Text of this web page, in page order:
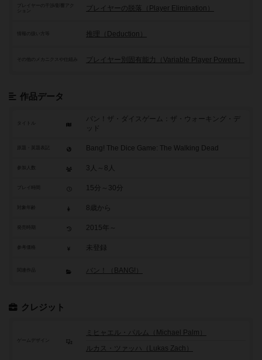
プレイヤーの干渉/影響アク
プレイヤーの脱落（Player Elimination）
推理（Deduction）
その他のメカニクスや仕組み プレイヤー別固有能力（Variable Player Powers）
作品データ
タイトル
バン！ザ・ダイスゲーム：ザ・ウォーキング・デ
ッド
Bang! The Dice Game: The Walking Dead
参加人数 3人～8人
15分～30分
8歳から
2015年～
参考価格 未登録
関連作品 バン！（BANG!）
クレジット
ゲームデザイン
ミヒャエル・パルム（Michael Palm）
ルカス・ツァッハ（Lukas Zach）